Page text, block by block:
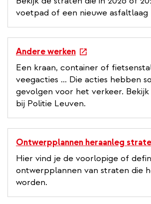
voetpad of een nieuwe asfaltlaag
Andere werken
e
x
r
l
i
n
k
Een kraan, container of
veegacties ... Die acties hebben
gevolgen voor het verkeer.
bij Politie Leuven.
Ontwerpplannen heraanleg
Hier vind je de voorlopige of
ontwerpplannen van straten die
worden.